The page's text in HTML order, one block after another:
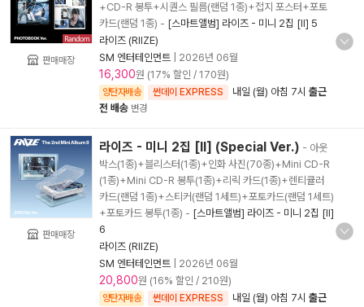
판매매장
+CD-R 봉투+시퀀스 필름(랜덤 1종)+접지 포스터+포토
카드(랜덤 1종) - [스마트앨범] 라이즈 - 미니 2집 [II] 5
라이즈 (RIIZE)
SM 엔터테인먼트
2026년 06월
16,300원 (17% 할인 / 170원)
양탄자배송 썬데이 EXPRESS 내일 (월) 아침 7시 출근
전 배송 변경
판매매장
라이즈 - 미니 2집 [II] (Special Ver.) - 아웃
박스(1종)+블리스터(1종)+인화 사진(70종)+Mini CD-R
(1종)+Mini CD-R 봉투(1종)+리릭 카드(1종)+렌티큘러
카드(랜덤 1종)+스티커(랜덤 1세트)+포토카드(랜덤 1세트)
+포토카드 봉투(1종) - [스마트앨범] 라이즈 - 미니 2집 [II]
6
라이즈 (RIIZE)
SM 엔터테인먼트
2026년 06월
20,800원 (16% 할인 / 210원)
양탄자배송 썬데이 EXPRESS 내일 (월) 아침 7시 출근